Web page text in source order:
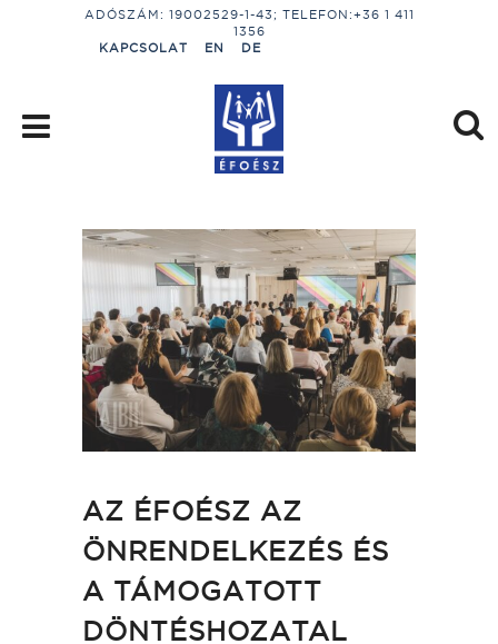
ADÓSZÁM: 19002529-1-43; TELEFON:+36 1 411
1356
KAPCSOLAT
EN DE
AZ ÉFOÉSZ AZ
ÖNRENDELKEZÉS ÉS
A TÁMOGATOTT
DÖNTÉSHOZATAL